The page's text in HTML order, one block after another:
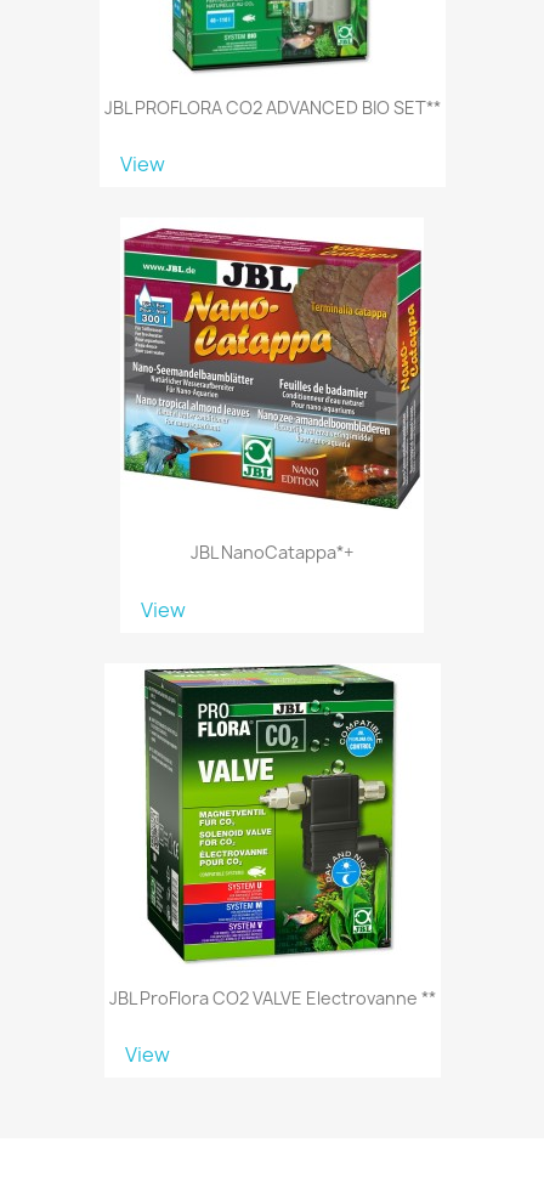
JBL PROFLORA CO2 ADVANCED BIO SET**
View
JBL NanoCatappa*+
View
JBL ProFlora CO2 VALVE Electrovanne **
View